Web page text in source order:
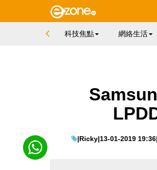
科技焦點 網絡生活
|Ricky|13-01-2019 19:36|